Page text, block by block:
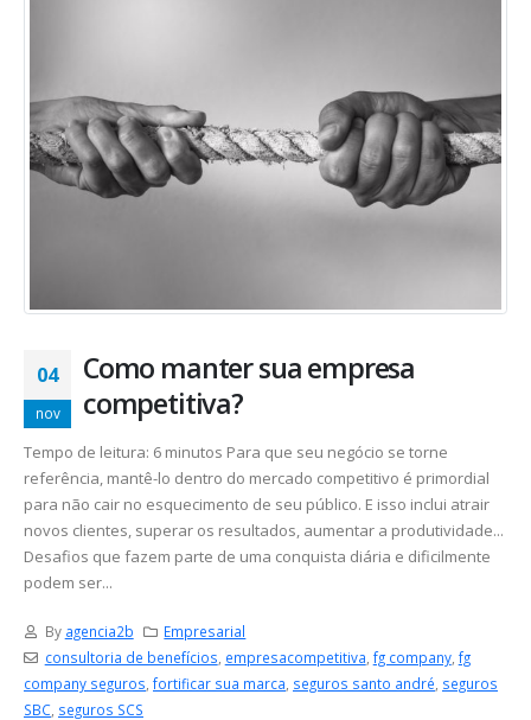
04
nov
Como manter sua empresa
competitiva?
Tempo de leitura: 6 minutos Para que seu negócio se torne
referência, mantê-lo dentro do mercado competitivo é primordial
para não cair no esquecimento de seu público. E isso inclui atrair
novos clientes, superar os resultados, aumentar a produtividade...
Desafios que fazem parte de uma conquista diária e dificilmente
podem ser...
By agencia2b
Empresarial
consultoria de benefícios empresacompetitiva fg company, fg
company seguros fortificar sua marca seguros santo andré seguros
SBC seguros SCS